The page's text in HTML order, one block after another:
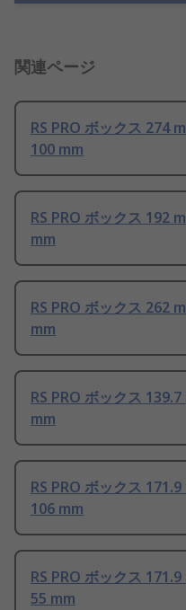
関連ページ
RS PRO ボックス 274
100 mm
RS PRO ボックス 192
mm
RS PRO ボックス 262
mm
RS PRO ボックス
mm
RS PRO ボックス
106 mm
RS PRO ボックス
55 mm